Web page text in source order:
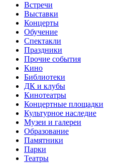
Встречи
Выставки
Концерты
Обучение
Спектакли
Праздники
Прочие события
Кино
Библиотеки
ДК и клубы
Кинотеатры
Концертные площадки
Культурное наследие
Музеи и галереи
Образование
Памятники
Парки
Театры